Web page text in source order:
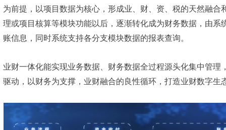
为前提，以项目数据为核心，形成业、财、资、税的天然融
理或项目核算等模块功能以后，逐渐转化成为财务数据，由
账信息，同时系统支持各分支模块数据的报表查询。
业财一体化能实现业务数据、财务数据全过程源头化集中管
驱动，以财务为支撑，业财融合的良性循环，打造业财数字